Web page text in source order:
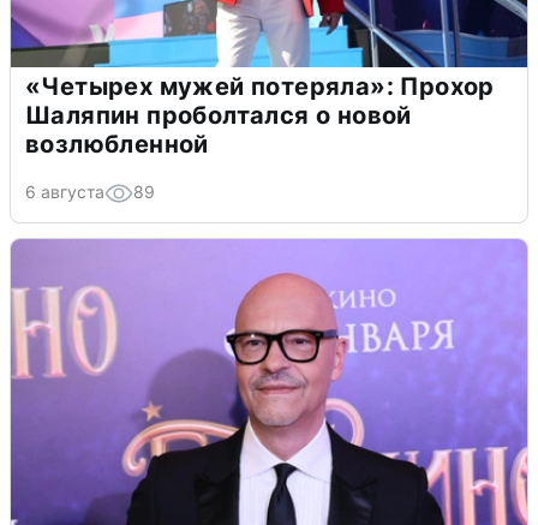
«Четырех мужей потеряла»: Прохор
Шаляпин проболтался о новой
возлюбленной
6 августа 89